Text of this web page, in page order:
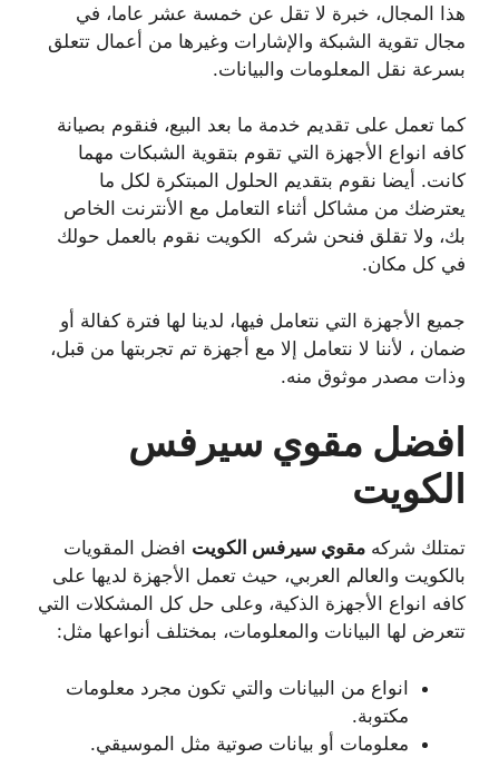
هذا المجال، خبرة لا تقل عن خمسة عشر عاما، في
مجال تقوية الشبكة والإشارات وغيرها من أعمال تتعلق
بسرعة نقل المعلومات والبيانات.
كما تعمل على تقديم خدمة ما بعد البيع، فنقوم بصيانة
كافه انواع الأجهزة التي تقوم بتقوية الشبكات مهما
كانت. أيضا نقوم بتقديم الحلول المبتكرة لكل ما
يعترضك من مشاكل أثناء التعامل مع الأنترنت الخاص
بك، ولا تقلق فنحن شركه الكويت نقوم بالعمل حولك
في كل مكان.
جميع الأجهزة التي نتعامل فيها، لدينا لها فترة كفالة أو
ضمان ، لأننا لا نتعامل إلا مع أجهزة تم تجربتها من قبل،
وذات مصدر موثوق منه.
افضل مقوي سيرفس
الكويت
تمتلك شركه مقوي سيرفس الكويت افضل المقويات
بالكويت والعالم العربي، حيث تعمل الأجهزة لديها على
كافه انواع الأجهزة الذكية، وعلى حل كل المشكلات التي
تتعرض لها البيانات والمعلومات، بمختلف أنواعها مثل:
انواع من البيانات والتي تكون مجرد معلومات
مكتوبة.
معلومات أو بيانات صوتية مثل الموسيقي.